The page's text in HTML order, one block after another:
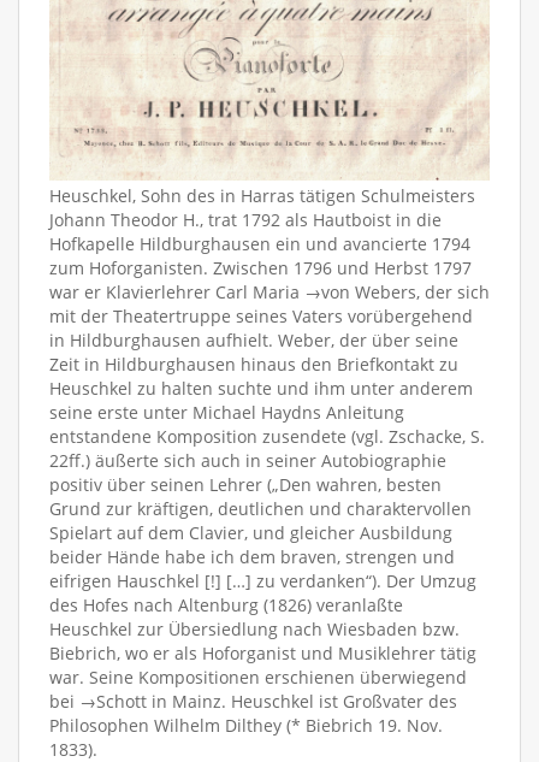
Heuschkel, Sohn des in Harras tätigen Schulmeisters
Johann Theodor H., trat 1792 als Hautboist in die
Hofkapelle Hildburghausen ein und avancierte 1794
zum Hoforganisten. Zwischen 1796 und Herbst 1797
war er Klavierlehrer Carl Maria →von Webers, der sich
mit der Theatertruppe seines Vaters vorübergehend
in Hildburghausen aufhielt. Weber, der über seine
Zeit in Hildburghausen hinaus den Briefkontakt zu
Heuschkel zu halten suchte und ihm unter anderem
seine erste unter Michael Haydns Anleitung
entstandene Komposition zusendete (vgl. Zschacke, S.
22ff.) äußerte sich auch in seiner Autobiographie
positiv über seinen Lehrer („Den wahren, besten
Grund zur kräftigen, deutlichen und charaktervollen
Spielart auf dem Clavier, und gleicher Ausbildung
beider Hände habe ich dem braven, strengen und
eifrigen Hauschkel [!] […] zu verdanken“). Der Umzug
des Hofes nach Altenburg (1826) veranlaßte
Heuschkel zur Übersiedlung nach Wiesbaden bzw.
Biebrich, wo er als Hoforganist und Musiklehrer tätig
war. Seine Kompositionen erschienen überwiegend
bei →Schott in Mainz. Heuschkel ist Großvater des
Philosophen Wilhelm Dilthey (* Biebrich 19. Nov.
1833).